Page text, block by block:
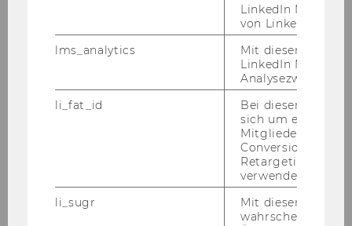
empowerment, and conviviality
Rammel, Christian
Stakeholder inclusion in
decision-making processes with
sustainability aspects
Addressing livestock-related
climate change through
LinkedIn
von LinkedIn
lms_analytics
Mit diesem
LinkedIn
Analysezwecken
li_fat_id
Bei diesem
sich um eine
Conversion-
Retargeting und
verwendet wird.
li_sugr
Mit diesem